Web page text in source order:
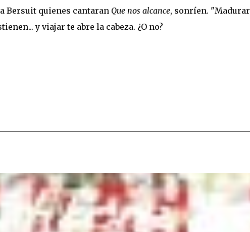
Bersuit quienes cantaran Que nos alcance, sonríen. "Madurar
y viajar te abre la cabeza. ¿O no?